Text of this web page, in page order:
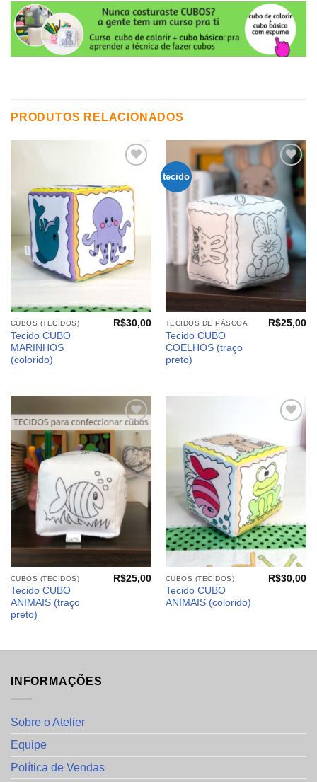
PRODUTOS RELACIONADOS
aos
meus
desejos
CUBOS (TECIDOS)
Tecido CUBO
MARINHOS
(colorido)
R$30,00
tecido
Adicionar
aos
meus
desejos
TECIDOS DE PÁSCOA
Tecido CUBO
COELHOS (traço
preto)
R$25,00
Adicionar
meus
desejos
CUBOS (TECIDOS)
Tecido CUBO
ANIMAIS (traço
preto)
R$25,00
meus
desejos
CUBOS (TECIDOS)
Tecido CUBO
ANIMAIS (colorido)
R$30,00
INFORMAÇÕES
Sobre o Atelier
Equipe
Política de Vendas